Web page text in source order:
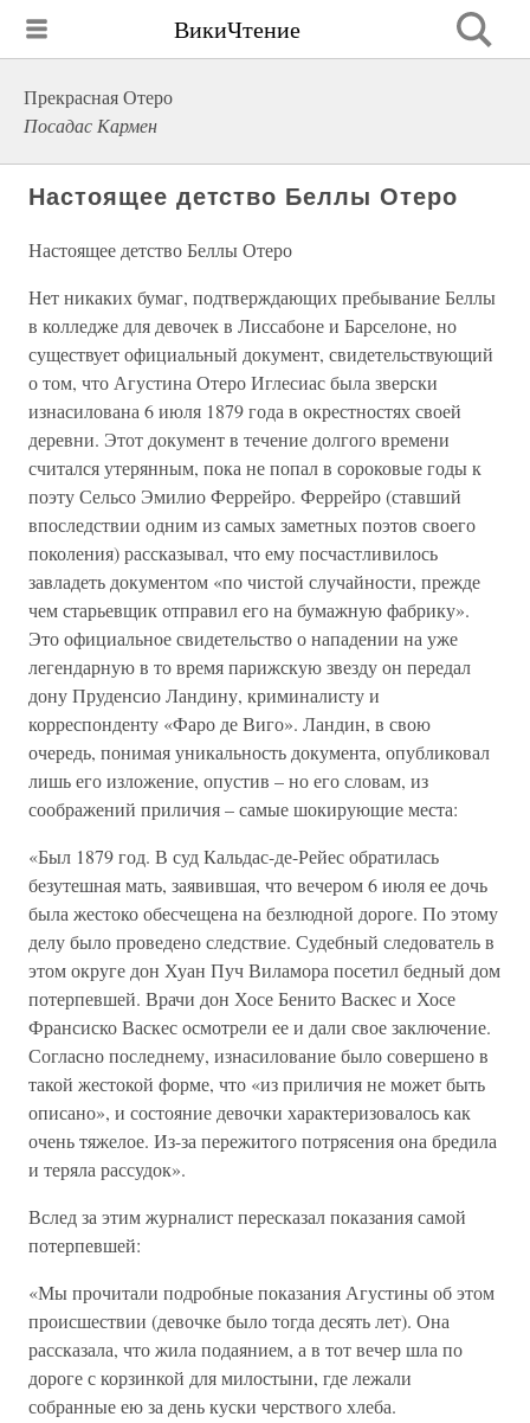
ВикиЧтение
Прекрасная Отеро
Посадас Кармен
Настоящее детство Беллы Отеро
Настоящее детство Беллы Отеро
Нет никаких бумаг, подтверждающих пребывание Беллы
в колледже для девочек в Лиссабоне и Барселоне, но
существует официальный документ, свидетельствующий
о том, что Агустина Отеро Иглесиас была зверски
изнасилована 6 июля 1879 года в окрестностях своей
деревни. Этот документ в течение долгого времени
считался утерянным, пока не попал в сороковые годы к
поэту Сельсо Эмилио Феррейро. Феррейро (ставший
впоследствии одним из самых заметных поэтов своего
поколения) рассказывал, что ему посчастливилось
завладеть документом «по чистой случайности, прежде
чем старьевщик отправил его на бумажную фабрику».
Это официальное свидетельство о нападении на уже
легендарную в то время парижскую звезду он передал
дону Пруденсио Ландину, криминалисту и
корреспонденту «Фаро де Виго». Ландин, в свою
очередь, понимая уникальность документа, опубликовал
лишь его изложение, опустив – но его словам, из
соображений приличия – самые шокирующие места:
«Был 1879 год. В суд Кальдас-де-Рейес обратилась
безутешная мать, заявившая, что вечером 6 июля ее дочь
была жестоко обесчещена на безлюдной дороге. По этому
делу было проведено следствие. Судебный следователь в
этом округе дон Хуан Пуч Виламора посетил бедный дом
потерпевшей. Врачи дон Хосе Бенито Васкес и Хосе
Франсиско Васкес осмотрели ее и дали свое заключение.
Согласно последнему, изнасилование было совершено в
такой жестокой форме, что «из приличия не может быть
описано», и состояние девочки характеризовалось как
очень тяжелое. Из-за пережитого потрясения она бредила
и теряла рассудок».
Вслед за этим журналист пересказал показания самой
потерпевшей:
«Мы прочитали подробные показания Агустины об этом
происшествии (девочке было тогда десять лет). Она
рассказала, что жила подаянием, а в тот вечер шла по
дороге с корзинкой для милостыни, где лежали
собранные ею за день куски черствого хлеба.